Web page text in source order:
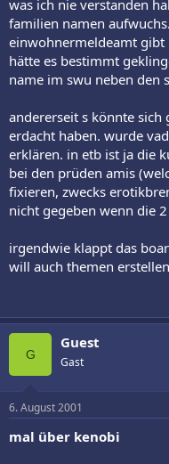
was ich nie verstanden
familien namen
einwohnermeldeamt gibt
hätte es bestimmt
name im swu neben den
andererseit s könnte
erdacht haben. wurde
erklären. in etb ist ja die
bei den prüden amis
fixieren, zwecks
nicht gegeben wenn die
irgendwie klappt das
will auch themen
G
Guest
Gast
6. August 2001
mal über kenobi